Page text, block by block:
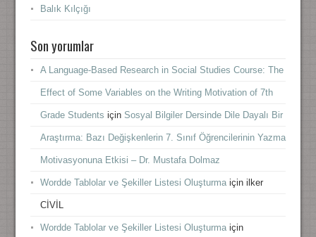
Balık Kılçığı
Son yorumlar
A Language-Based Research in Social Studies Course: The
Effect of Some Variables on the Writing Motivation of 7th
Grade Students için Sosyal Bilgiler Dersinde Dile Dayalı Bir
Araştırma: Bazı Değişkenlerin 7. Sınıf Öğrencilerinin Yazma
Motivasyonuna Etkisi – Dr. Mustafa Dolmaz
Wordde Tablolar ve Şekiller Listesi Oluşturmaiçin ilker
CİVİL
Wordde Tablolar ve Şekiller Listesi Oluşturmaiçin